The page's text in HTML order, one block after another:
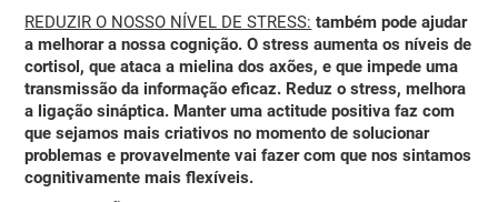
REDUZIR O NOSSO NÍVEL DE STRESS: também pode ajudar
a melhorar a nossa cognição.O stress aumenta os níveis de
cortisol, que ataca a mielina dos axões, e que impede uma
transmissão da informação eficaz. Reduz o stress, melhora
a ligação sináptica. Manter uma actitude positiva faz com
que sejamos mais criativos no momento de solucionar
problemas e provavelmente vai fazer com que nos sintamos
cognitivamente mais flexíveis.